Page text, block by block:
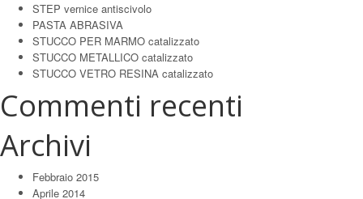
STEP vernice antiscivolo
PASTA ABRASIVA
STUCCO PER MARMO catalizzato
STUCCO METALLICO catalizzato
STUCCO VETRO RESINA catalizzato
Commenti recenti
Archivi
Febbraio 2015
Aprile 2014